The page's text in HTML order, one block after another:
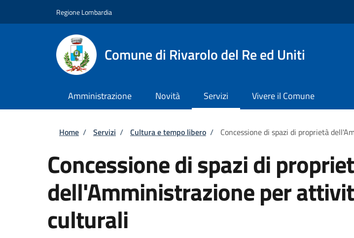
Regione Lombardia
Comune di Rivarolo del Re ed Uniti
Amministrazione Novità Servizi Vivere il Comune
Briciole di pane
Home / Servizi / Cultura e tempo libero / Concessione di spazi di proprietà
Concessione di spazi di
dell'Amministrazione per
culturali